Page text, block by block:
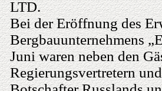
LTD.
Bei der Eröffnung des
Bergbauunternehmens
Juni waren neben den
Regierungsvertretern